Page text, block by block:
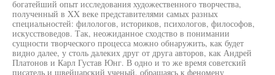
богатейший опыт исследования художественного творчества,
полученный в XX веке представителями самых разных
специальностей: филологов, историков, психологов, философов,
искусствоведов. Так, неожиданное сходство в понимании
сущности творческого процесса можно обнаружить, как будет
видно далее, у столь далеких друг от друга авторов, как Андрей
Платонов и Карл Густав Юнг. В одно и то же время советский
писатель и швейцарский ученый, обращаясь к феномену